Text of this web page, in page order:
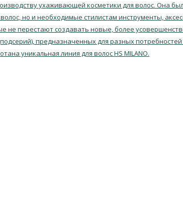
ухаживающей косметики для волос. Она
но и необходимые стилистам инструменты,
не перестают создавать новые, более
предназначенных для разных
уникальная линия для волос HS MILANO.